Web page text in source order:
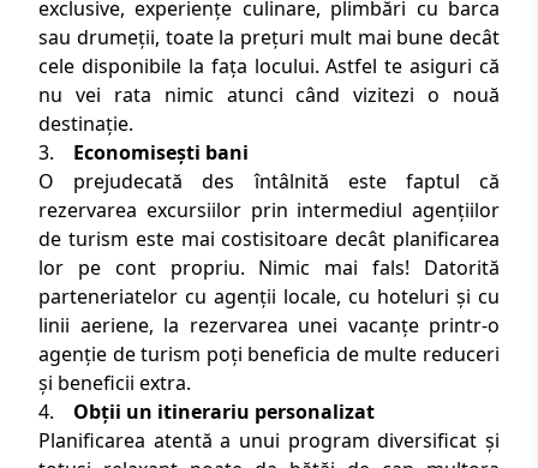
exclusive, experiențe culinare, plimbări cu barca
sau drumeții, toate la prețuri mult mai bune decât
cele disponibile la fața locului. Astfel te asiguri că
nu vei rata nimic atunci când vizitezi o nouă
destinație.
3. Economisești bani
O prejudecată des întâlnită este faptul că
rezervarea excursiilor prin intermediul agențiilor
de turism este mai costisitoare decât planificarea
lor pe cont propriu. Nimic mai fals! Datorită
parteneriatelor cu agenții locale, cu hoteluri și cu
linii aeriene, la rezervarea unei vacanțe printr-o
agenție de turism poți beneficia de multe reduceri
și beneficii extra.
4. Obții un itinerariu personalizat
Planificarea atentă a unui program diversificat și